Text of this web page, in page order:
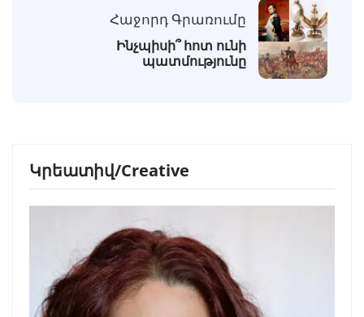
Հաջորդ Գրառումը
Ինչպիսի՞ հոտ ունի
պատմությունը
Կրեատիվ/Creative